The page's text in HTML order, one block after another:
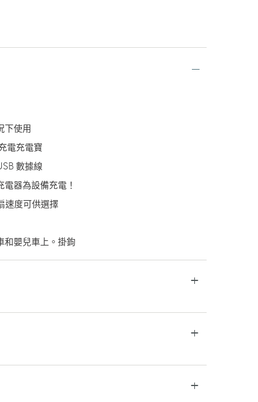
下使用
電充電寶
數據線
器為設備充電！
速度可供選擇
和嬰兒車上。掛鉤